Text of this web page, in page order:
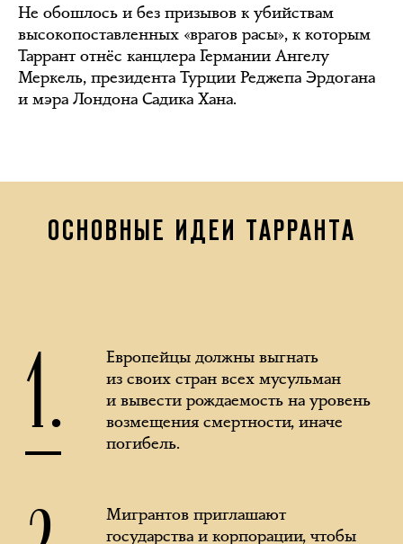
Не обошлось и без призывов к убийствам
высокопоставленных «врагов расы», к которым
Таррант отнёс канцлера Германии Ангелу
Меркель, президента Турции Реджепа Эрдогана
и мэра Лондона Садика Хана.
ОСНОВНЫЕ ИДЕИ ТАРРАНТА
1.
Европейцы должны выгнать
из своих стран всех мусульман
и вывести рождаемость на уровень
возмещения смертности, иначе
погибель.
Мигрантов приглашают
государства и корпорации, чтобы